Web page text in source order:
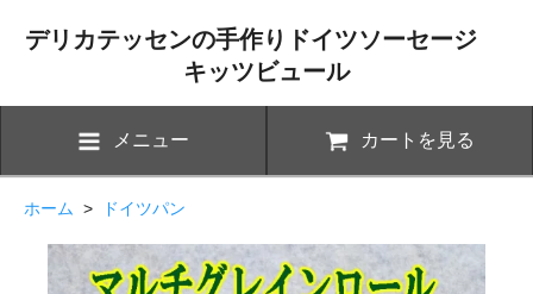
デリカテッセンの手作りドイツソーセージ
キッツビュール
メニュー カートを見る
ホーム > ドイツパン